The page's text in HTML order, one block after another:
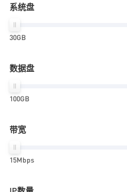
系统盘
30GB
数据盘
100GB
带宽
15Mbps